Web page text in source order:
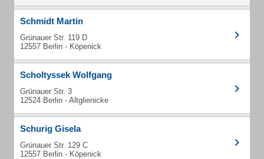
Schmidt Martin
Grünauer Str. 119 D
12557 Berlin - Köpenick
Scholtyssek Wolfgang
Grünauer Str. 3
12524 Berlin - Altglienicke
Schurig Gisela
Grünauer Str. 129 C
12557 Berlin - Köpenick